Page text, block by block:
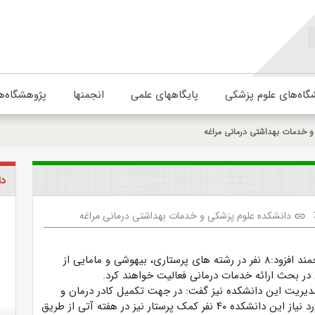
علوم پزشکی پایگاههای علمی انجمنها
خدمات بهداشتی درمانی مراغه
link دانشکده علوم پزشکی و خدمات بهداشتی درمانی مراغه
دکتر اللهوردی ارجمند افزود:۸ نفر در رشته های پرستاری، بیهوشی و مامایی از
بحث ارائه خدمات درمانی فعالیت خواهند کرد.
این دانشکده نیز گفت: در جهت تکمیل کادر درمان و
نیروی انسانی مورد نیاز این دانشکده ۴۰ نفر کمک پرستار نیز در هفته آتی از طریق